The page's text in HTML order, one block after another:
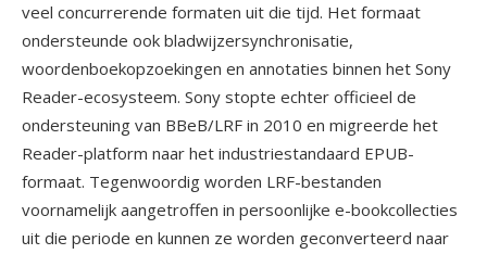
veel concurrerende formaten uit die tijd. Het formaat
ondersteunde ook bladwijzersynchronisatie,
woordenboekopzoekingen en annotaties binnen het Sony
Reader-ecosysteem. Sony stopte echter officieel de
ondersteuning van BBeB/LRF in 2010 en migreerde het
Reader-platform naar het industriestandaard EPUB-
formaat. Tegenwoordig worden LRF-bestanden
voornamelijk aangetroffen in persoonlijke e-bookcollecties
uit die periode en kunnen ze worden geconverteerd naar